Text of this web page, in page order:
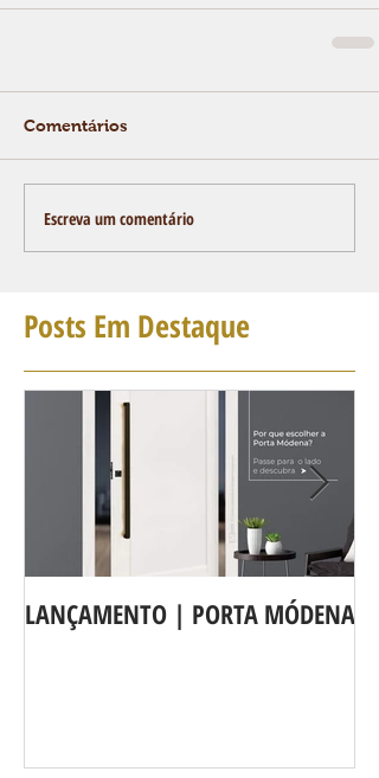
Comentários
Escreva um comentário
Posts Em Destaque
LANÇAMENTO | PORTA MÓDENA